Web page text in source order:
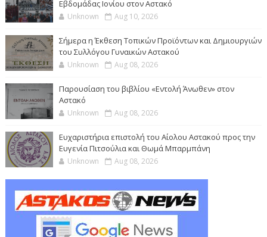
Εβδομάδας Ιονίου στον Αστακό
Unknown Aug 10, 2026
Σήμερα η Έκθεση Τοπικών Προϊόντων και Δημιουργιών
του Συλλόγου Γυναικών Αστακού
Unknown Aug 08, 2026
Παρουσίαση του βιβλίου «Εντολή Άνωθεν» στον
Αστακό
Unknown Aug 08, 2026
Ευχαριστήρια επιστολή του Αίολου Αστακού προς την
Ευγενία Πιτσούλια και Θωμά Μπαρμπάνη
Unknown Aug 08, 2026